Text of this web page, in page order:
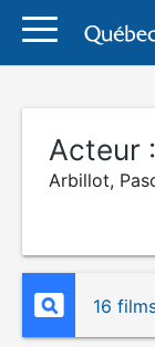
Acteur :
Arbillot,
16